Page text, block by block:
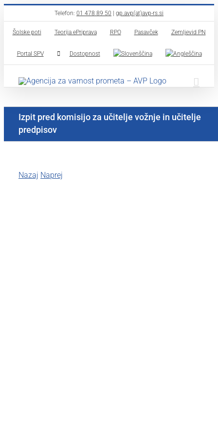
to
content
Telefon: 01 478 89 50 gp.avp(at)avp-rs.si
Šolske poti Teorija ePriprava RPO Pasavček Zemljevid PN
Portal SPV Dostopnost
Izpit pred komisijo za učitelje vožnje in učitelje
predpisov
Nazaj Naprej